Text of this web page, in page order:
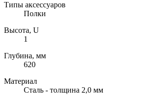
Типы аксессуаров
Полки
Высота, U
1
Глубина, мм
620
Материал
Сталь - толщина 2,0 мм